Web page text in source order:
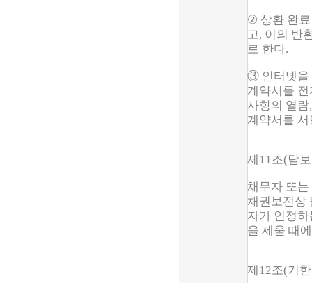
② 상환 완
고, 이의 반
로 한다.
③ 인터넷을
계약서를
사항의 열
계약서를
제11조(담
채무자 또
채권보전상
자가 인정
을 세울 때
제12조(기